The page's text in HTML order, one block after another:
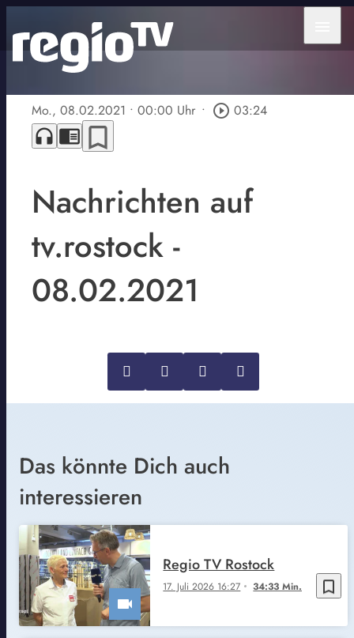
Mo., 08.02.2021 • 00:00 Uhr • play_circle_outline 03:24
headphones chrome_reader_mode bookmark_border
Nachrichten auf
tv.rostock -
08.02.2021
Das könnte Dich auch
interessieren
bookmark_border
17. Juli 2026 16:27 34:33 Min.
Regio TV Rostock